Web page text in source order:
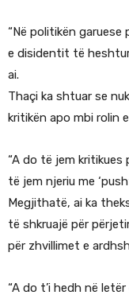
“Në politikën
e disidentit të
ai.
Thaçi ka shtuar se
kritikën apo mbi rolin
“A do të jem
të jem njeriu me
Megjithatë, ai ka
të shkruajë për
për zhvillimet e
“A do t’i hedh në